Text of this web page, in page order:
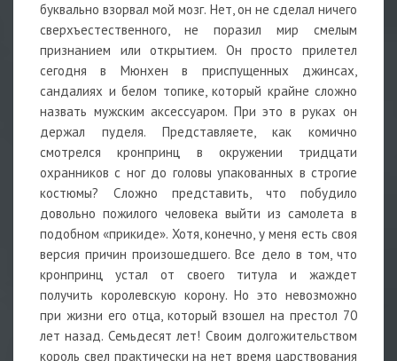
буквально взорвал мой мозг. Нет, он не сделал ничего
сверхъестественного, не поразил мир смелым
признанием или открытием. Он просто прилетел
сегодня в Мюнхен в приспущенных джинсах,
сандалиях и белом топике, который крайне сложно
назвать мужским аксессуаром. При это в руках он
держал пуделя. Представляете, как комично
смотрелся кронпринц в окружении тридцати
охранников с ног до головы упакованных в строгие
костюмы? Сложно представить, что побудило
довольно пожилого человека выйти из самолета в
подобном «прикиде». Хотя, конечно, у меня есть своя
версия причин произошедшего. Все дело в том, что
кронпринц устал от своего титула и жаждет
получить королевскую корону. Но это невозможно
при жизни его отца, который взошел на престол 70
лет назад. Семьдесят лет! Своим долгожительством
король свел практически на нет время царствования